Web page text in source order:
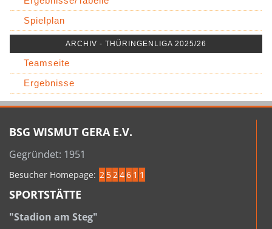
Spielplan
ARCHIV - THÜRINGENLIGA 2025/26
Teamseite
Ergebnisse
BSG WISMUT GERA E.V.
Gegründet: 1951
Besucher Homepage: 2 5246 1 1
SPORTSTÄTTE
"Stadion am Steg"